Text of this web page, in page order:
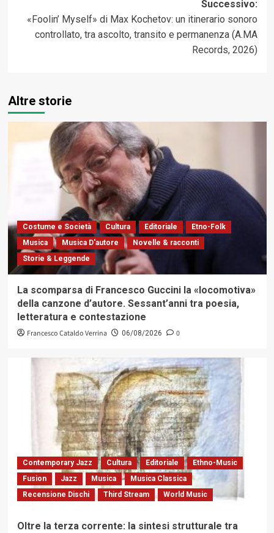
Successivo:
«Foolin’ Myself» di Max Kochetov: un itinerario sonoro
controllato, tra ascolto, transito e permanenza (A.MA
Records, 2026)
Altre storie
Costume e Società Cultura Editoriale
Etno-Folk
Musica
Musica D'autore
Novelle & racconti
Storie & Leggende
La scomparsa di Francesco Guccini la «locomotiva»
della canzone d’autore. Sessant’anni tra poesia,
letteratura e contestazione
Francesco Cataldo Verrina 06/08/2026 0
Contemporary Jazz Cultura Editoriale
Ethno-Music
Fusion
Jazz Musica
Musica Classica
Recensione Dischi
Third Stream World Music
Oltre la terza corrente: la sintesi strutturale tra